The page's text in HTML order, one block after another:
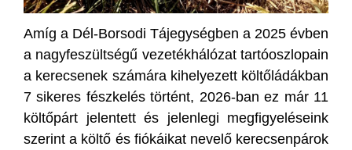
Amíg a Dél-Borsodi Tájegységben a 2025 évben
a nagyfeszültségű vezetékhálózat tartóoszlopain
a kerecsenek számára kihelyezett költőládákban
7 sikeres fészkelés történt, 2026-ban ez már 11
költőpárt jelentett és jelenlegi megfigyeléseink
szerint a költő és fiókáikat nevelő kerecsenpárok